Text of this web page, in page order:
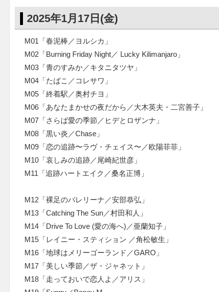
2025年1月17日(金)
M01「春泥棒／ヨルシカ」
M02「Burning Friday Night／ Lucky Kilimanjaro」
M03「青のすみか／キタニタツヤ」
M04「たばこ／コレサワ」
M05「終着駅／奥村チヨ」
M06「あなたまかせの夜だから／大木英夫・二宮善子」
M07「さらば愛の季節／ヒデとロザンナ」
M08「黒い炎／Chase」
M09「恋の追跡〜ラヴ・チェイス〜／欧陽菲菲」
M10「哀しみの追跡／尾崎紀世彦」
M11「追跡ハートエイク／桑名正博」
M12「裸足のバレリーナ／安部恭弘」
M13「Catching The Sun／村田和人」
M14「Drive To Love (愛の海へ)／亜蘭知子」
M15「レイニー・スティション ／角松敏生」
M16「地球はメリーゴーランド／GARO」
M17「美しい季節／ザ・ジャネット」
M18「走っておいで恋人よ／アリス」